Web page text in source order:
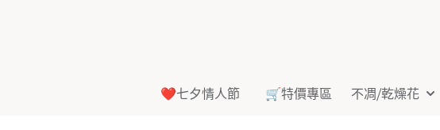
❤️七夕情人節 🛒特價專區 不凋⧸乾燥花